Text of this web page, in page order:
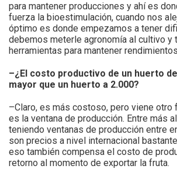
para mantener producciones y ahí es
fuerza la bioestimulación, cuando nos
óptimo es donde empezamos a tener
debemos meterle agronomía al cultivo y
herramientas para mantener
–¿El costo productivo de un huerto
mayor que un huerto a 2.000?
–Claro, es más costoso, pero viene otro
es la ventana de producción. Entre más
teniendo ventanas de producción entre
son precios a nivel internacional
eso también compensa el costo de
retorno al momento de exportar la fruta.